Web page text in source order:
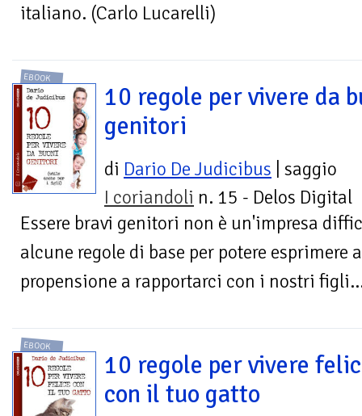
italiano. (Carlo Lucarelli)
EBOOK
10 regole per vivere da
genitori
di Dario De Judicibus | saggio
I coriandoli n. 15 - Delos Digital
Essere bravi genitori non è un'impresa
alcune regole di base per potere
propensione a rapportarci con i nostri
EBOOK
10 regole per vivere
con il tuo gatto